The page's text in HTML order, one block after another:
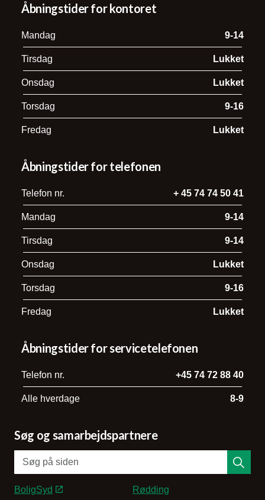
Åbningstider for kontoret
Mandag 9-14
Tirsdag Lukket
Onsdag Lukket
Torsdag 9-16
Fredag Lukket
Åbningstider for telefonen
Telefon nr. + 45 74 74 50 41
Mandag 9-14
Tirsdag 9-14
Onsdag Lukket
Torsdag 9-16
Fredag Lukket
Åbningstider for servicetelefonen
Telefon nr. +45 74 72 88 40
Alle hverdage 8-9
Søg og samarbejdspartnere
BoligSyd
Rødding